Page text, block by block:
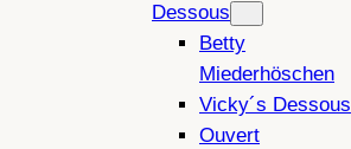
Dessous
Betty
Miederhöschen
Vicky´s Dessous
Ouvert